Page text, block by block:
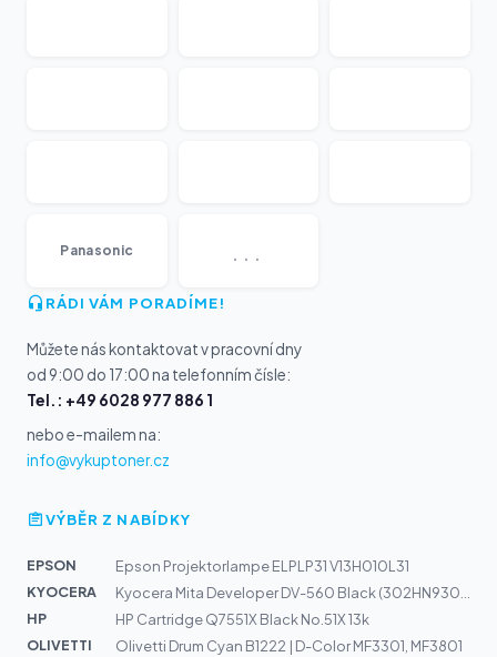
Panasonic ...
RÁDI VÁM PORADÍME!
Můžete nás kontaktovat v pracovní dny
od 9:00 do 17:00 na telefonním čísle:
Tel.: +49 6028 977 886 1
nebo e-mailem na:
info@vykuptoner.cz
VÝBĚR Z NABÍDKY
EPSON
Epson Projektorlampe ELPLP31 V13H010L31
KYOCERA
Kyocera Mita Developer DV-560 Black (302HN93012)
HP
HP Cartridge Q7551X Black No.51X 13k
OLIVETTI
Olivetti Drum Cyan B1222 | D-Color MF3301, MF3801